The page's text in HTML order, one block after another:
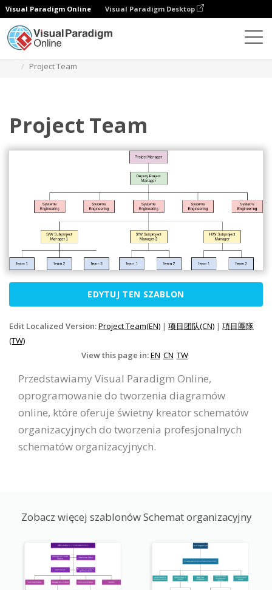
Visual Paradigm Online Visual Paradigm Desktop
Project Team
Project Team
EDYTUJ TEN SZABLON
Edit Localized Version:Project Team(EN) | 项目团队(CN) | 項目團隊
(TW)
View this page in:EN CN TW
Przedstawiamy Visual Paradigm Online,
oprogramowanie do tworzenia diagramów
online, które oferuje świetny kreator schematów
organizacyjnych do tworzenia profesjonalnych
schematów organizacyjnych.
Zobacz więcej szablonów Schemat organizacyjny